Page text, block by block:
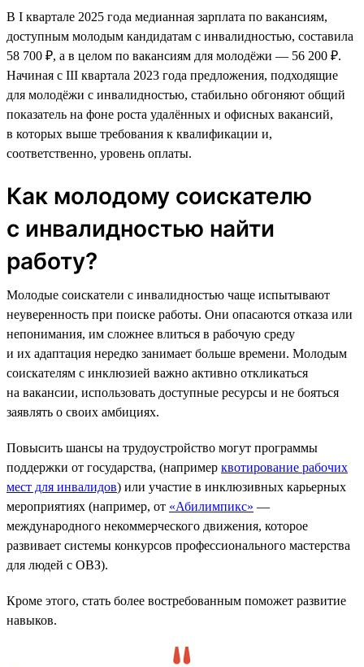
В I квартале 2025 года медианная зарплата по вакансиям,
доступным молодым кандидатам с инвалидностью, составила
58 700 ₽, а в целом по вакансиям для молодёжи — 56 200 ₽.
Начиная с III квартала 2023 года предложения, подходящие
для молодёжи с инвалидностью, стабильно обгоняют общий
показатель на фоне роста удалённых и офисных вакансий,
в которых выше требования к квалификации и,
соответственно, уровень оплаты.
Как молодому соискателю
с инвалидностью найти
работу?
Молодые соискатели с инвалидностью чаще испытывают
неуверенность при поиске работы. Они опасаются отказа или
непонимания, им сложнее влиться в рабочую среду
и их адаптация нередко занимает больше времени. Молодым
соискателям с инклюзией важно активно откликаться
на вакансии, использовать доступные ресурсы и не бояться
заявлять о своих амбициях.
Повысить шансы на трудоустройство могут программы
поддержки от государства, (например квотирование рабочих
мест для инвалидов) или участие в инклюзивных карьерных
мероприятиях (например, от «Абилимпикс» —
международного некоммерческого движения, которое
развивает системы конкурсов профессионального мастерства
для людей с ОВЗ).
Кроме этого, стать более востребованным поможет развитие
навыков.